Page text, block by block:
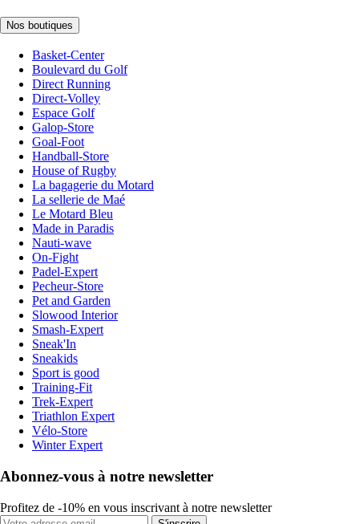
Nos boutiques
Basket-Center
Boulevard du Golf
Direct Running
Direct-Volley
Espace Golf
Galop-Store
Goal-Foot
Handball-Store
House of Rugby
La bagagerie du Motard
La sellerie de Maé
Le Motard Bleu
Made in Paradis
Nauti-wave
On-Fight
Padel-Expert
Pecheur-Store
Pet and Garden
Slowood Interior
Smash-Expert
Sneak'In
Sneakids
Sport is good
Training-Fit
Trek-Expert
Triathlon Expert
Vélo-Store
Winter Expert
Abonnez-vous à notre newsletter
Profitez de -10% en vous inscrivant à notre newsletter